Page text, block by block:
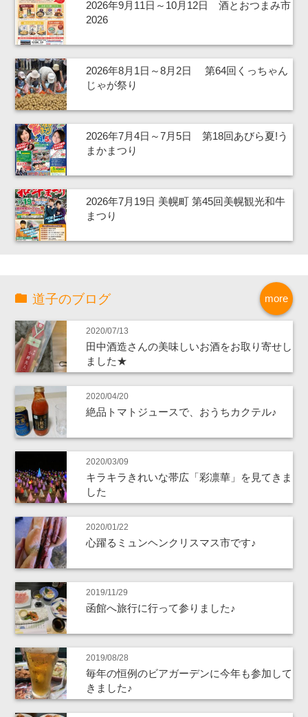
2026年9月11日～10月12日 酒とおつまみ市
2026
2026年8月1日～8月2日 第64回くっちゃん
じゃが祭り
2026年7月4日～7月5日 第18回あびら夏!う
まかまつり
2026年7月19日 美幌町 第45回美幌観光和牛
まつり
more
道子のブログ
2020/07/13
田中酒造さんの美味しいお酒をお取り寄せし
ました★
2020/04/20
絶品トマトジュースで、おうちカクテル♪
2020/03/09
キラキラきれいな帯広「彩凛華」を見てきま
した
2020/01/22
心躍るミュンヘンクリスマス市です♪
2019/11/29
函館へ旅行に行って参りました♪
2019/08/28
毎年の恒例のビアガーデンに今年も参加して
きました♪